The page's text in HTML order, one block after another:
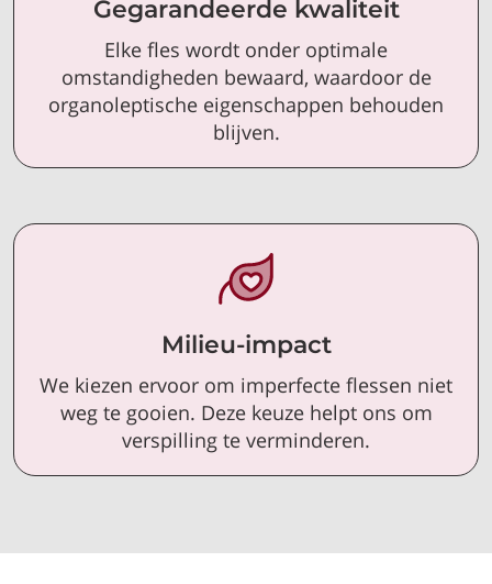
Gegarandeerde kwaliteit
Elke fles wordt onder optimale
omstandigheden bewaard, waardoor de
organoleptische eigenschappen behouden
blijven.
Milieu-impact
We kiezen ervoor om imperfecte flessen niet
weg te gooien. Deze keuze helpt ons om
verspilling te verminderen.